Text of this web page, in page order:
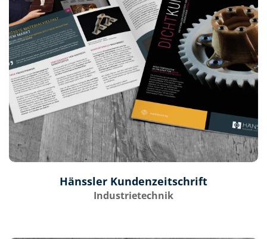
Hänssler Kundenzeitschrift
Industrietechnik